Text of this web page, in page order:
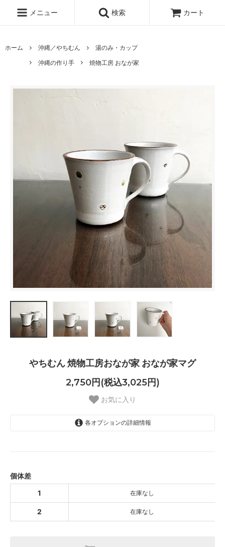
メニュー 検索 カート
ホーム 沖縄／やちむん
湯のみ・カップ
沖縄の作り手
焼物工房 おなが家
やちむん 焼物工房おなが家 おなが家マグ
2,750円(税込3,025円)
お気に入り
各オプションの詳細情報
個体差
1
在庫なし
2 在庫なし